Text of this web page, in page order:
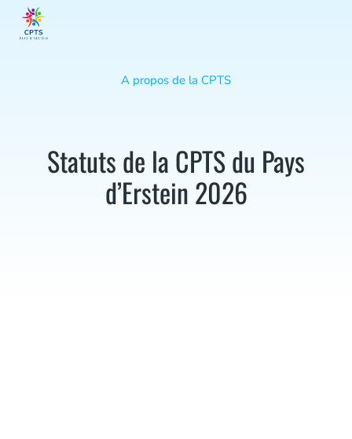
A propos de la CPTS
Statuts de la CPTS du Pays
d’Erstein 2026